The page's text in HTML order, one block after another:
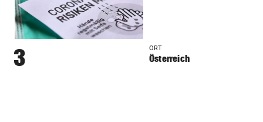
3 ORT
Österreich